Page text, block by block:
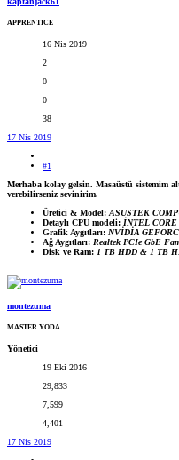
APPRENTICE
16 Nis 2019
2
0
0
38
17 Nis 2019
#1
Merhaba kolay gelsin. Masaüstü sistemim
verebilirseniz sevinirim.
Üretici & Model: ASUSTEK
Detaylı CPU modeli: İNTEL CORE
Grafik Aygıtları: NVİDİA
Ağ Aygıtları: Realtek PCIe GbE
Disk ve Ram: 1 TB HDD & 1 TB
montezuma
MASTER YODA
Yönetici
19 Eki 2016
29,833
7,599
4,401
17 Nis 2019